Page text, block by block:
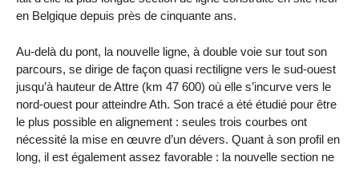
en Belgique depuis près de cinquante ans.
Au-delà du pont, la nouvelle ligne, à double voie sur tout son
parcours, se dirige de façon quasi rectiligne vers le sud-ouest
jusqu’à hauteur de Attre (km 47 600) où elle s’incurve vers le
nord-ouest pour atteindre Ath. Son tracé a été étudié pour être
le plus possible en alignement : seules trois courbes ont
nécessité la mise en œuvre d’un dévers. Quant à son profil en
long, il est également assez favorable : la nouvelle section ne